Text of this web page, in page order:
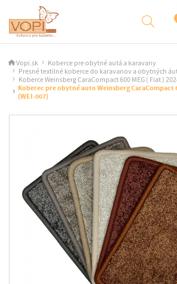
Vopi.sk
Koberce pre obytné autá a karavany
Presné textilné koberce do karavanov a obytných
Koberce Weinsberg CaraCompact 600 MEG ( Fiat )
Koberec pre obytné auto Weinsberg CaraCompact
(WEI-007)